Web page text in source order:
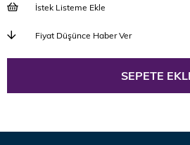
İstek Listeme Ekle
Fiyat Düşünce Haber Ver